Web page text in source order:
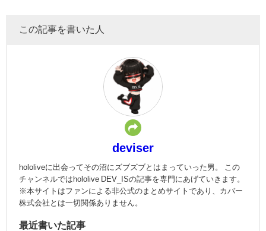
この記事を書いた人
deviser
hololiveに出会ってその沼にズブズブとはまっていった男。 この
チャンネルではhololive DEV_ISの記事を専門にあげていきます。
※本サイトはファンによる非公式のまとめサイトであり、カバー
株式会社とは一切関係ありません。
最近書いた記事